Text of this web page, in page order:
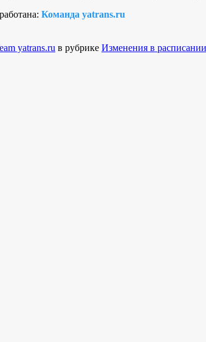
Команда yatrans.ru
yatrans.ru в рубрике Изменения в расписании